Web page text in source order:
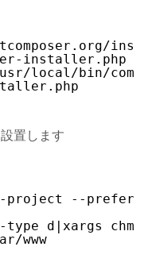
installer.php
local/bin/
置します
project --prefer-
d|xargs chmod
www